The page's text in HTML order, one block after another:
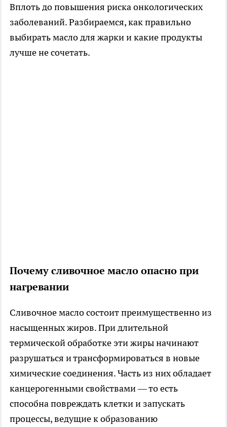
Вплоть до повышения риска онкологических
заболеваний. Разбираемся, как правильно
выбирать масло для жарки и какие продукты
лучше не сочетать.
Почему сливочное масло опасно при
нагревании
Сливочное масло состоит преимущественно из
насыщенных жиров. При длительной
термической обработке эти жиры начинают
разрушаться и трансформироваться в новые
химические соединения. Часть из них обладает
канцерогенными свойствами — то есть
способна повреждать клетки и запускать
процессы, ведущие к образованию